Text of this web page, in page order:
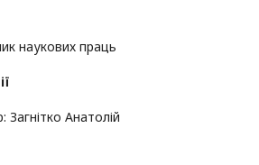
наукових праць
Анатолій